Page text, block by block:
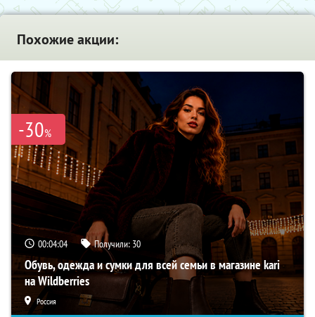
Похожие акции:
-30%
00:04:04 Получили: 30
Обувь, одежда и сумки для всей семьи в магазине kari
на Wildberries
Россия